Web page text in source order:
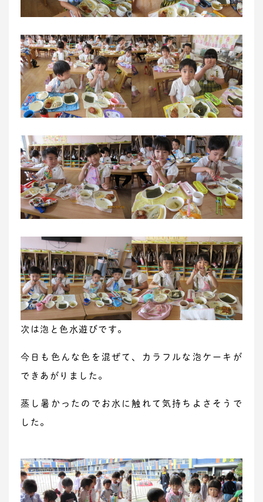
次は泡と色水遊びです。
今日も色んな色を混ぜて、カラフルな泡ケーキが
できあがりました。
蒸し暑かったのでお水に触れて気持ちよさそうで
した。